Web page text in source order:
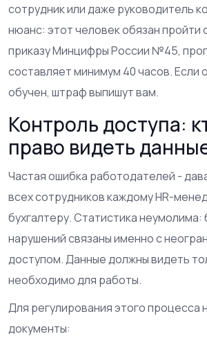
сотрудник или даже руководитель
нюанс: этот человек обязан пройти
приказу Минцифры России №45,
составляет минимум 40 часов. Если
обучен, штраф выпишут вам.
Контроль доступа:
право видеть
Частая ошибка работодателей -
всех сотрудников каждому HR-
бухгалтеру. Статистика неумолима:
нарушений связаны именно с
доступом. Данные должны видеть
необходимо для работы.
Для регулирования этого
документы: